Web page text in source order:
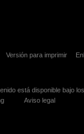
Versión para imprimir
está disponible bajo
Aviso legal